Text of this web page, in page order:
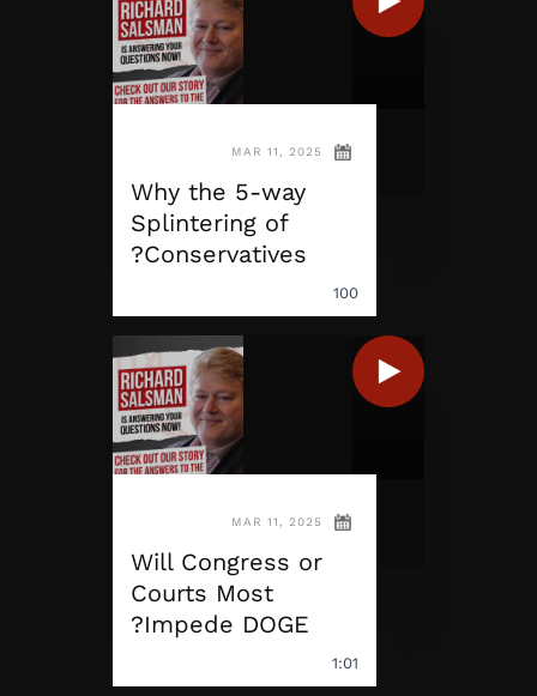
MAR 11, 2025
Why the 5-way
Splintering of
Conservatives?
100
MAR 11, 2025
Will Congress or
Courts Most
Impede DOGE?
1:01